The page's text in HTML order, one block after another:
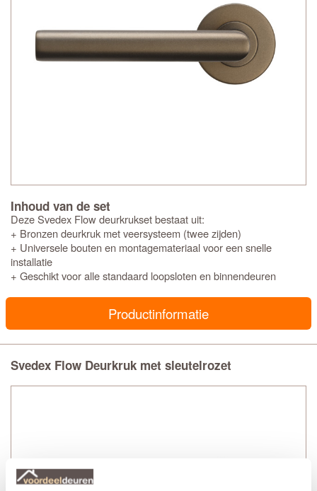
Inhoud van de set
Deze Svedex Flow deurkrukset bestaat uit:
+ Bronzen deurkruk met veersysteem (twee zijden)
+ Universele bouten en montagemateriaal voor een snelle
installatie
+ Geschikt voor alle standaard loopsloten en binnendeuren
Productinformatie
Svedex Flow Deurkruk met sleutelrozet